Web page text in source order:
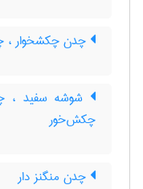
چدن چکشخوار
شوشه سفید
چکش‌خور
چدن منگنز دار